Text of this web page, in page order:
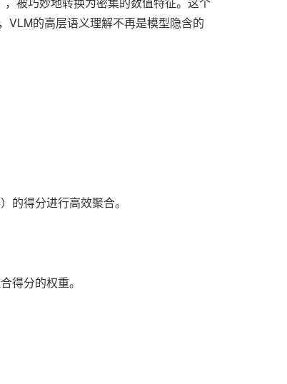
VLM的高层语义理解不再是模型隐含的
的得分进行高效聚合。
得分的权重。